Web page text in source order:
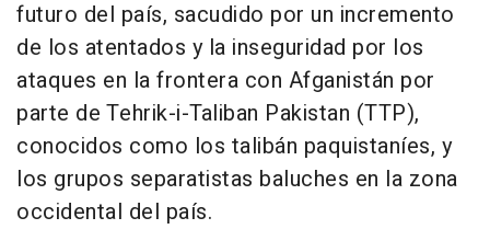
futuro del país, sacudido por un incremento
de los atentados y la inseguridad por los
ataques en la frontera con Afganistán por
parte de Tehrik-i-Taliban Pakistan (TTP),
conocidos como los talibán paquistaníes, y
los grupos separatistas baluches en la zona
occidental del país.